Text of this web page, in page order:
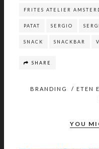
FRITES ATELIER
PATAT SERGIO
SNACK SNACKBAR
SHARE
BRANDING / ETEN
YOU